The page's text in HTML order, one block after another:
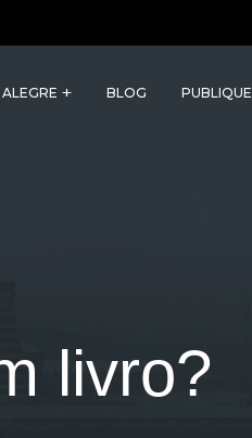
BLOG PUBLIQUE
livro?